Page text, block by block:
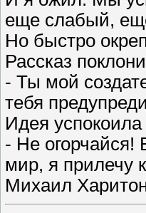
еще слабый,
Но быстро
Рассказ
- Ты мой
тебя
Идея
- Не огорчайся!
мир, я прилечу
Михаил